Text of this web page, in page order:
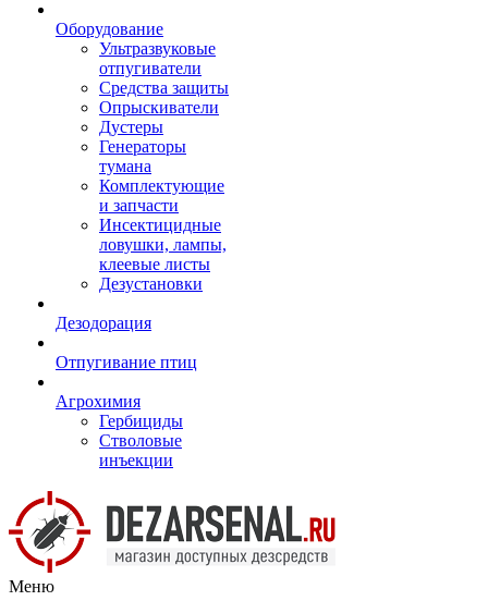
Оборудование
Ультразвуковые
отпугиватели
Средства защиты
Опрыскиватели
Дустеры
Генераторы
тумана
Комплектующие
и запчасти
Инсектицидные
ловушки, лампы,
клеевые листы
Дезустановки
Дезодорация
Отпугивание птиц
Агрохимия
Гербициды
Стволовые
инъекции
Меню